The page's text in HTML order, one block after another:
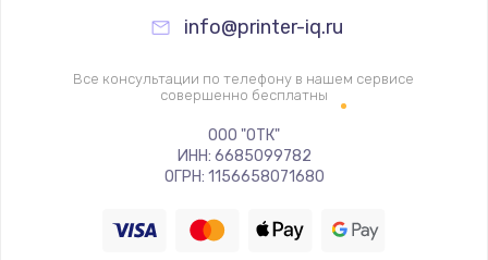
3000 руб.
Заказать
Замена электромагнитного клапана
Заказать
info@printer-iq.ru
Все консультации по телефону в нашем сервисе
совершенно бесплатны
ООО "ОТК"
ИНН: 6685099782
ОГРН: 1156658071680